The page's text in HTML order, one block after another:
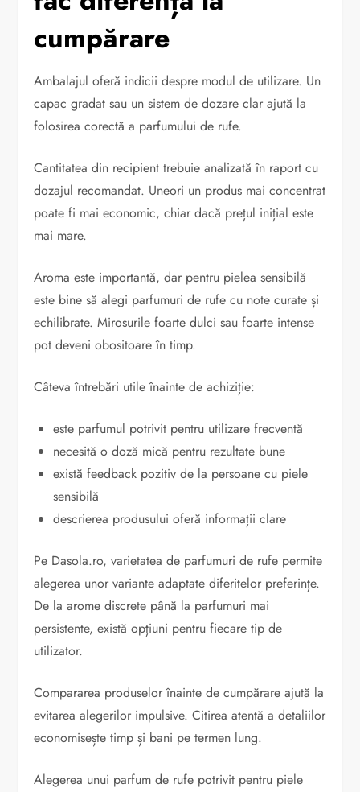
cumpărare
Ambalajul oferă indicii despre modul de utilizare. Un
capac gradat sau un sistem de dozare clar ajută la
folosirea corectă a parfumului de rufe.
Cantitatea din recipient trebuie analizată în raport cu
dozajul recomandat. Uneori un produs mai concentrat
poate fi mai economic, chiar dacă prețul inițial este
mai mare.
Aroma este importantă, dar pentru pielea sensibilă
este bine să alegi parfumuri de rufe cu note curate și
echilibrate. Mirosurile foarte dulci sau foarte intense
pot deveni obositoare în timp.
Câteva întrebări utile înainte de achiziție:
este parfumul potrivit pentru utilizare frecventă
necesită o doză mică pentru rezultate bune
există feedback pozitiv de la persoane cu piele
sensibilă
descrierea produsului oferă informații clare
Pe Dasola.ro, varietatea de parfumuri de rufe permite
alegerea unor variante adaptate diferitelor preferințe.
De la arome discrete până la parfumuri mai
persistente, există opțiuni pentru fiecare tip de
utilizator.
Compararea produselor înainte de cumpărare ajută la
evitarea alegerilor impulsive. Citirea atentă a detaliilor
economisește timp și bani pe termen lung.
Alegerea unui parfum de rufe potrivit pentru piele